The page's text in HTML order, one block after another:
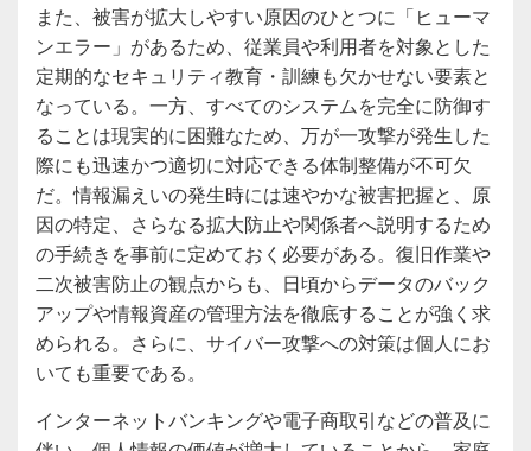
また、被害が拡大しやすい原因のひとつに「ヒューマ
ンエラー」があるため、従業員や利用者を対象とした
定期的なセキュリティ教育・訓練も欠かせない要素と
なっている。一方、すべてのシステムを完全に防御す
ることは現実的に困難なため、万が一攻撃が発生した
際にも迅速かつ適切に対応できる体制整備が不可欠
だ。情報漏えいの発生時には速やかな被害把握と、原
因の特定、さらなる拡大防止や関係者へ説明するため
の手続きを事前に定めておく必要がある。復旧作業や
二次被害防止の観点からも、日頃からデータのバック
アップや情報資産の管理方法を徹底することが強く求
められる。さらに、サイバー攻撃への対策は個人にお
いても重要である。
インターネットバンキングや電子商取引などの普及に